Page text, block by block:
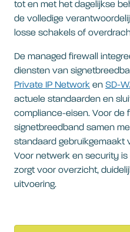
tot en met het dagelijkse
de volledige
losse schakels of
De managed firewall
diensten van
Private IP Network en SD-
actuele standaarden en
compliance-eisen. Voor de
signetbreedband samen
standaard gebruikgemaakt
Voor netwerk en security
zorgt voor overzicht,
uitvoering.